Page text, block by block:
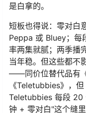
是白拿的。
短板也得说：零对白
Peppa 或 Bluey；每
率两集就腻；两季播
当年稳。但这些都不
——同价位替代品有
《Teletubbies》，
Teletubbies 每段 20
钟 + 零对白"这个缝里